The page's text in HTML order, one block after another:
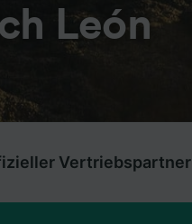
León
Vertriebspartner